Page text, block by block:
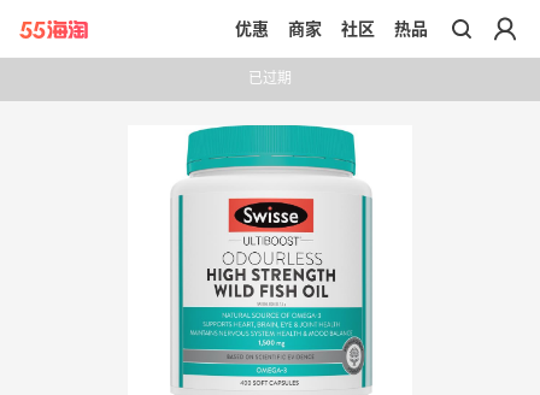
带你去官网买正品
优惠 商家 社区 热品
已过期